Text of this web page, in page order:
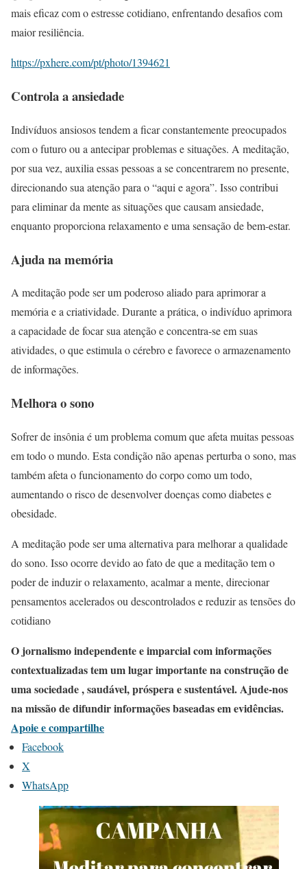
mais eficaz com o estresse cotidiano, enfrentando desafios com
maior resiliência.
https://pxhere.com/pt/photo/1394621
Controla a ansiedade
Indivíduos ansiosos tendem a ficar constantemente preocupados
com o futuro ou a antecipar problemas e situações. A meditação,
por sua vez, auxilia essas pessoas a se concentrarem no presente,
direcionando sua atenção para o “aqui e agora”. Isso contribui
para eliminar da mente as situações que causam ansiedade,
enquanto proporciona relaxamento e uma sensação de bem-estar.
Ajuda na memória
A meditação pode ser um poderoso aliado para aprimorar a
memória e a criatividade. Durante a prática, o indivíduo aprimora
a capacidade de focar sua atenção e concentra-se em suas
atividades, o que estimula o cérebro e favorece o armazenamento
de informações.
Melhora o sono
Sofrer de insônia é um problema comum que afeta muitas pessoas
em todo o mundo. Esta condição não apenas perturba o sono, mas
também afeta o funcionamento do corpo como um todo,
aumentando o risco de desenvolver doenças como diabetes e
obesidade.
A meditação pode ser uma alternativa para melhorar a qualidade
do sono. Isso ocorre devido ao fato de que a meditação tem o
poder de induzir o relaxamento, acalmar a mente, direcionar
pensamentos acelerados ou descontrolados e reduzir as tensões do
cotidiano
O jornalismo independente e imparcial com informações
contextualizadas tem um lugar importante na construção de
uma sociedade , saudável, próspera e sustentável. Ajude-nos
na missão de difundir informações baseadas em evidências.
Apoie e compartilhe
Facebook
X
WhatsApp